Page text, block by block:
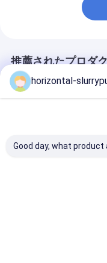
推薦されたプロダ
horizontal-
Good day, what product